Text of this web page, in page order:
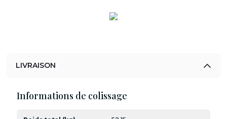
LIVRAISON
Informations de colissage